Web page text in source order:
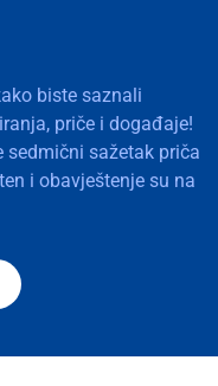
biste saznali
priče i događaje!
sedmični sažetak priča
i obavještenje su na